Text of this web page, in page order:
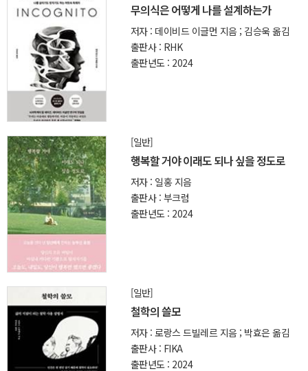
무의식은 어떻게 나를 설계하는가
저자 : 데이비드 이글먼 지음 ; 김승욱 옮김
출판사 : RHK
출판년도 : 2024
[일반]
행복할 거야 이래도 되나 싶을 정도로
저자 : 일홍 지음
출판사 : 부크럼
출판년도 : 2024
[일반]
철학의 쓸모
저자 : 로랑스 드빌레르 지음 ; 박효은 옮김
출판사 : FIKA
출판년도 : 2024